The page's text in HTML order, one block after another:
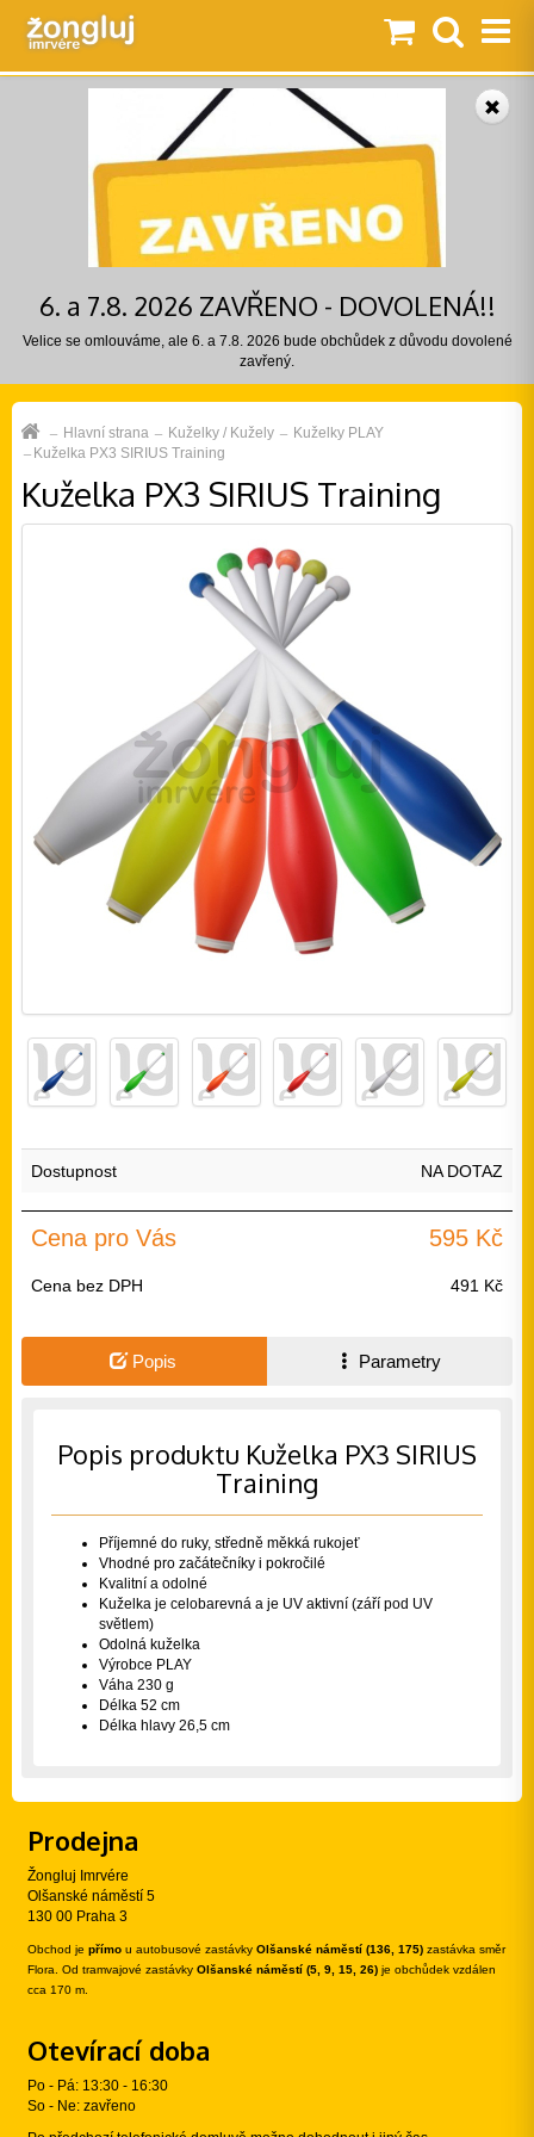
6. a 7.8. 2026 ZAVŘENO - DOVOLENÁ!!
Velice se omlouváme, ale 6. a 7.8. 2026 bude obchůdek z důvodu dovolené
zavřený.
Hlavní strana Kuželky / Kužely
Kuželky PLAY
Kuželka PX3 SIRIUS Training
Kuželka PX3 SIRIUS Training
Dostupnost NA DOTAZ
Cena pro Vás 595 Kč
Cena bez DPH 491 Kč
Popis Parametry
Popis produktu Kuželka PX3 SIRIUS
Training
Příjemné do ruky, středně měkká rukojeť
Vhodné pro začátečníky i pokročilé
Kvalitní a odolné
Kuželka je celobarevná a je UV aktivní (září pod UV
světlem)
Odolná kuželka
Výrobce PLAY
Váha 230 g
Délka 52 cm
Délka hlavy 26,5 cm
Prodejna
Žongluj Imrvére
Olšanské náměstí 5
130 00 Praha 3
Obchod je přímo u autobusové zastávky Olšanské náměstí (136, 175) zastávka směr
Flora. Od tramvajové zastávky Olšanské náměstí (5, 9, 15, 26) je obchůdek vzdálen
cca 170 m.
Otevírací doba
Po - Pá: 13:30 - 16:30
So - Ne: zavřeno